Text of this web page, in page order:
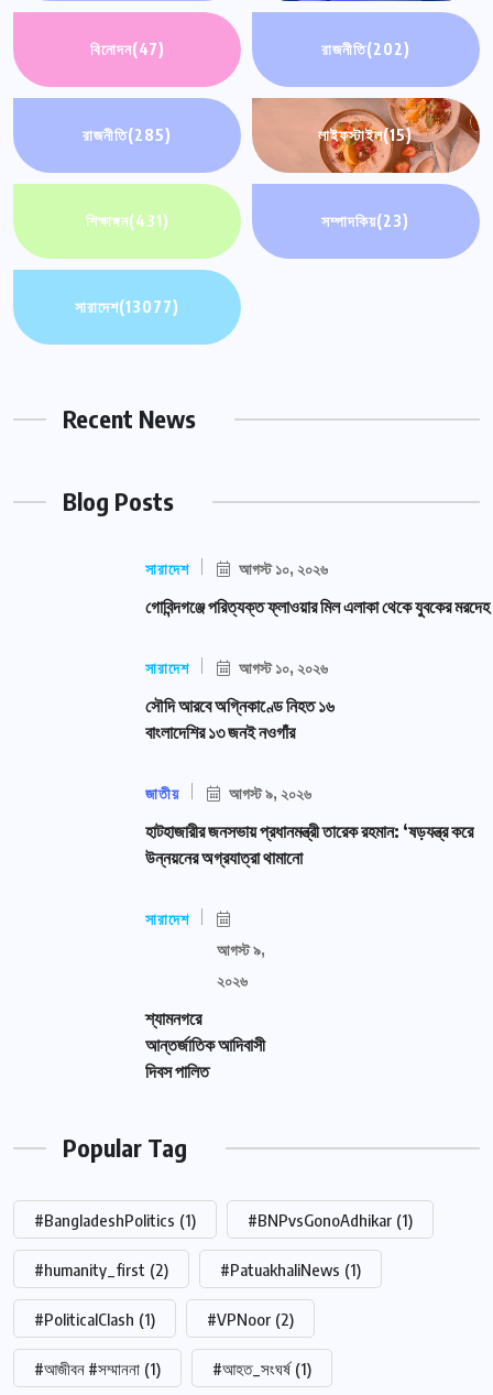
বিনোদন(47) রাজনীতি(202)
রাজনীতি(285) লাইফস্টাইল(15)
শিক্ষাঙ্গন(431) সম্পাদকিয়(23)
সারাদেশ(13077)
Recent News
Blog Posts
সারাদেশ আগস্ট ১০, ২০২৬
গোবিন্দগঞ্জে পরিত্যক্ত ফ্লাওয়ার মিল এলাকা থেকে যুবকের
সারাদেশ আগস্ট ১০, ২০২৬
সৌদি আরবে অগ্নিকাণ্ডে নিহত ১৬
বাংলাদেশির ১৩ জনই নওগাঁর
জাতীয় আগস্ট ৯, ২০২৬
হাটহাজারীর জনসভায় প্রধানমন্ত্রী তারেক রহমান: ‘ষড়যন্ত্র করে
উন্নয়নের অগ্রযাত্রা থামানো
সারাদেশ
আগস্ট ৯,
২০২৬
শ্যামনগরে
আন্তর্জাতিক আদিবাসী
দিবস পালিত
Popular Tag
#BangladeshPolitics (1) #BNPvsGonoAdhikar (1)
#humanity_first (2) #PatuakhaliNews (1)
#PoliticalClash (1) #VPNoor (2)
#আজীবন #সম্মাননা (1) #আহত_সংঘর্ষ (1)